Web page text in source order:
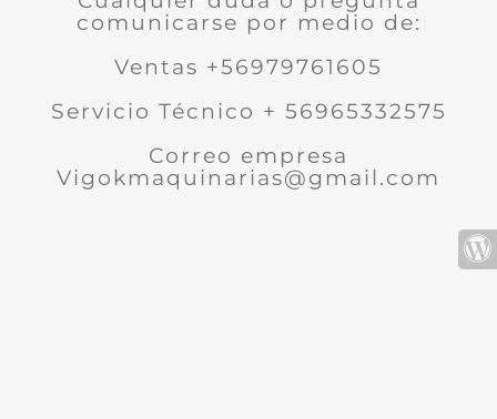
comunicarse por medio de:
Ventas +56979761605
Servicio Técnico + 56965332575
Correo empresa
Vigokmaquinarias@gmail.com